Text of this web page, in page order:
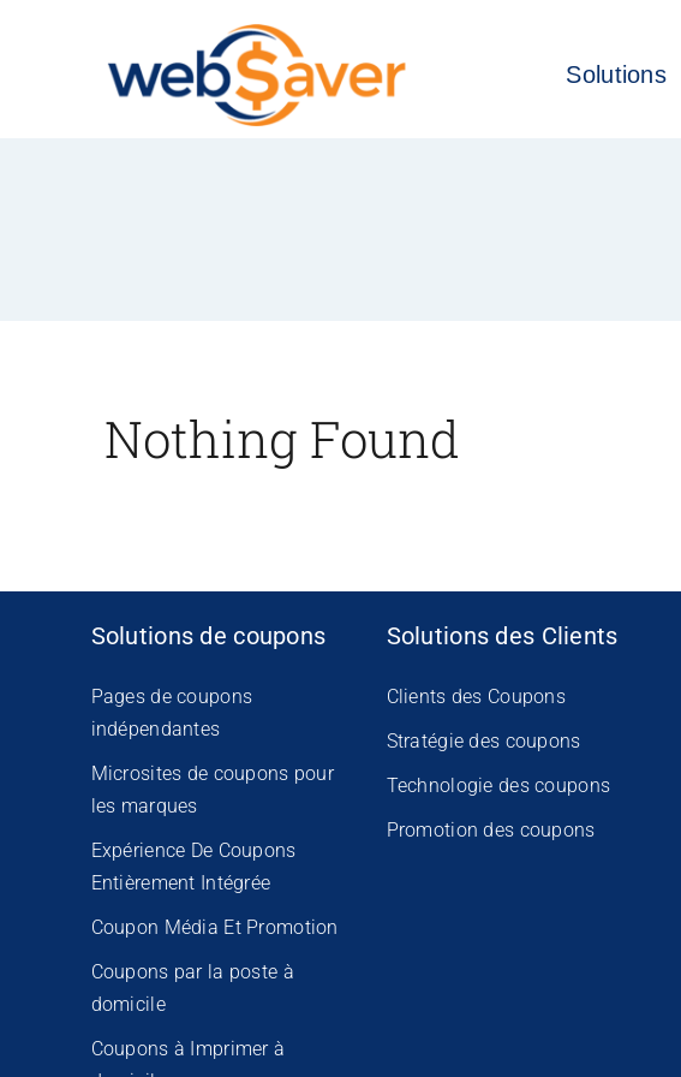
Solutions
Nothing Found
Solutions de coupons
Pages de coupons
indépendantes
Microsites de coupons pour
les marques
Expérience De Coupons
Entièrement Intégrée
Coupon Média Et Promotion
Coupons par la poste à
domicile
Coupons à Imprimer à
Solutions des Clients
Clients des Coupons
Stratégie des coupons
Technologie des coupons
Promotion des coupons